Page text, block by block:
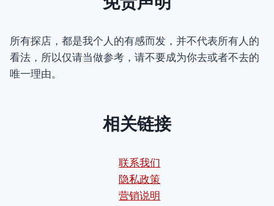
所有探店，都是我个人的有感而发，并不代表所有人的
看法，所以仅请当做参考，请不要成为你去或者不去的
唯一理由。
相关链接
联系我们
隐私政策
营销说明